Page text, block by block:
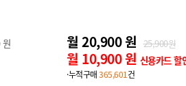
월 2,900 원신용카드 할인가
·누적구매 92,303 건